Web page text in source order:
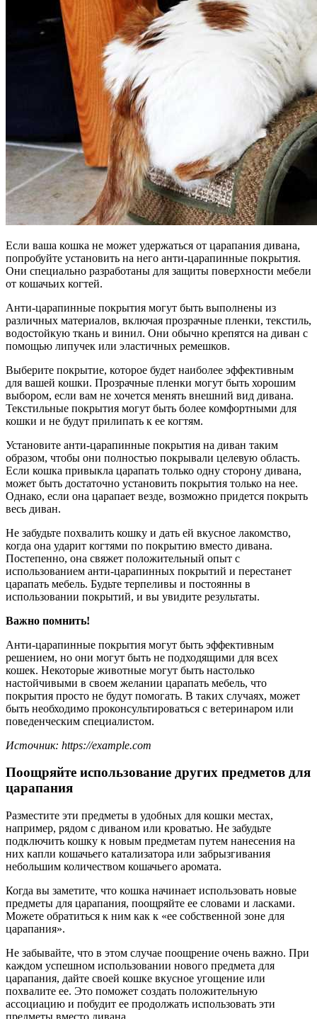
Если ваша кошка не может удержаться от царапания дивана,
попробуйте установить на него анти-царапинные покрытия.
Они специально разработаны для защиты поверхности мебели
от кошачьих когтей.
Анти-царапинные покрытия могут быть выполнены из
различных материалов, включая прозрачные пленки, текстиль,
водостойкую ткань и винил. Они обычно крепятся на диван с
помощью липучек или эластичных ремешков.
Выберите покрытие, которое будет наиболее эффективным
для вашей кошки. Прозрачные пленки могут быть хорошим
выбором, если вам не хочется менять внешний вид дивана.
Текстильные покрытия могут быть более комфортными для
кошки и не будут прилипать к ее когтям.
Установите анти-царапинные покрытия на диван таким
образом, чтобы они полностью покрывали целевую область.
Если кошка привыкла царапать только одну сторону дивана,
может быть достаточно установить покрытия только на нее.
Однако, если она царапает везде, возможно придется покрыть
весь диван.
Не забудьте похвалить кошку и дать ей вкусное лакомство,
когда она ударит когтями по покрытию вместо дивана.
Постепенно, она свяжет положительный опыт с
использованием анти-царапинных покрытий и перестанет
царапать мебель. Будьте терпеливы и постоянны в
использовании покрытий, и вы увидите результаты.
Важно помнить!
Анти-царапинные покрытия могут быть эффективным
решением, но они могут быть не подходящими для всех
кошек. Некоторые животные могут быть настолько
настойчивыми в своем желании царапать мебель, что
покрытия просто не будут помогать. В таких случаях, может
быть необходимо проконсультироваться с ветеринаром или
поведенческим специалистом.
Источник: https://example.com
Поощряйте использование других предметов для
царапания
Разместите эти предметы в удобных для кошки местах,
например, рядом с диваном или кроватью. Не забудьте
подключить кошку к новым предметам путем нанесения на
них капли кошачьего катализатора или забрызгивания
небольшим количеством кошачьего аромата.
Когда вы заметите, что кошка начинает использовать новые
предметы для царапания, поощряйте ее словами и ласками.
Можете обратиться к ним как к «ее собственной зоне для
царапания».
Не забывайте, что в этом случае поощрение очень важно. При
каждом успешном использовании нового предмета для
царапания, дайте своей кошке вкусное угощение или
похвалите ее. Это поможет создать положительную
ассоциацию и побудит ее продолжать использовать эти
предметы вместо дивана.